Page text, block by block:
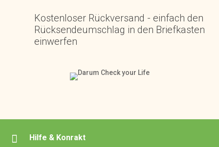
Kostenloser Rückversand - einfach den
Rücksendeumschlag in den Briefkasten
einwerfen
 Hilfe & Konrakt